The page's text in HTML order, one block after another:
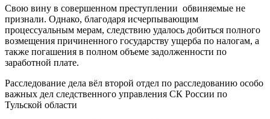
Свою вину в совершенном преступлении обвиняемые не
признали. Однако, благодаря исчерпывающим
процессуальным мерам, следствию удалось добиться полного
возмещения причиненного государству ущерба по налогам, а
также погашения в полном объеме задолженности по
заработной плате.
Расследование дела вёл второй отдел по расследованию особо
важных дел следственного управления СК России по
Тульской области